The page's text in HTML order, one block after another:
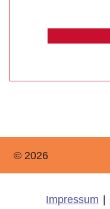
© 2026
Impressum